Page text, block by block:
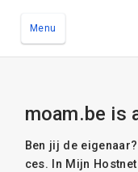
Menu
moam.be is
Ben jij de
ces. In Mijn